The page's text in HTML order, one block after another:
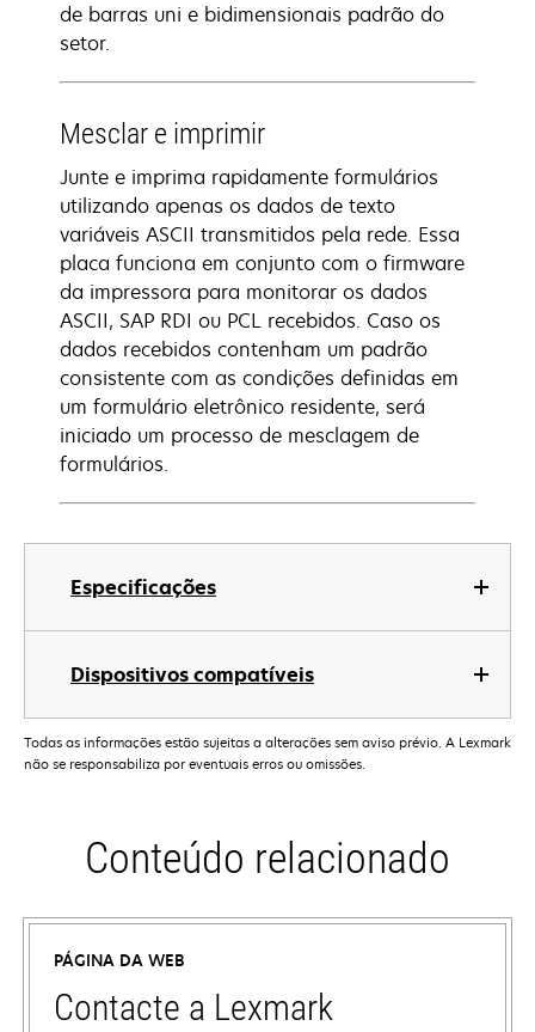
Especificações
Dispositivos compatíveis
de barras uni e bidimensionais padrão do
setor.
Mesclar e imprimir
Junte e imprima rapidamente formulários
utilizando apenas os dados de texto
variáveis ASCII transmitidos pela rede. Essa
placa funciona em conjunto com o firmware
da impressora para monitorar os dados
ASCII, SAP RDI ou PCL recebidos. Caso os
dados recebidos contenham um padrão
consistente com as condições definidas em
um formulário eletrônico residente, será
iniciado um processo de mesclagem de
formulários.
Todas as informações estão sujeitas a alterações sem aviso prévio. A Lexmark
não se responsabiliza por eventuais erros ou omissões.
Conteúdo relacionado
PÁGINA DA WEB
Contacte a Lexmark